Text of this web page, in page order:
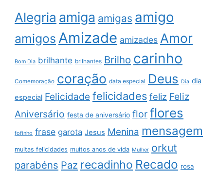
Alegria amiga amigas amigo
amigos Amizade amizades Amor
Bom Dia brilhante brilhantes Brilho carinho
Comemoração coração data especial Deus Dia dia
especial Felicidade felicidades feliz Feliz
Aniversário festa de aniversário flor flores
fofinho frase garota Jesus Menina mensagem
muitas felicidades muitos anos de vida Mulher orkut
parabéns Paz recadinho Recado rosa